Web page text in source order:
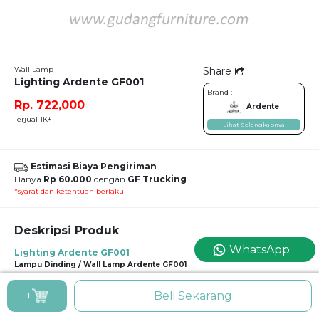
Wall Lamp
Lighting Ardente GF001
Rp. 722,000
Terjual 1K+
Share
Brand :
Ardente
Lihat Selengkapnya
Estimasi Biaya Pengiriman
Hanya Rp 60.000 dengan GF Trucking
*syarat dan ketentuan berlaku
Deskripsi Produk
Lighting Ardente GF001
Lampu Dinding / Wall Lamp Ardente GF001
Lampu dinding berbentuk lingkaran ini bisa melengkapi kesan minimalis dan
modern dari hunian Anda, lho! Yuk terapkan langsung di area kosong dalam
dinding hunian Anda!
+ Beli Sekarang
WhatsApp